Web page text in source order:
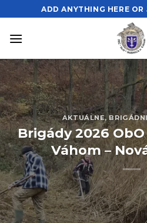
to
content
ADD ANYTHING HERE OR
AKTUÁLNE,
Brigády 2026
Váhom –